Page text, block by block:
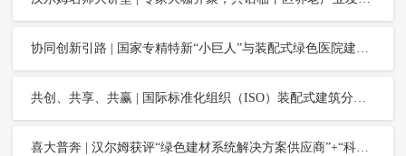
协同创新引路 | 国家专精特新“小巨人”与装配式绿色医院建设创新技术交流会在汉尔姆举行
共创、共享、共赢 | 国际标准化组织（ISO）装配式建筑分委员会主席尹伯悦院士一行莅临汉尔姆座谈交流
喜大普奔 | 汉尔姆获评“绿色建材系统解决方案供应商”+“科学技术奖”